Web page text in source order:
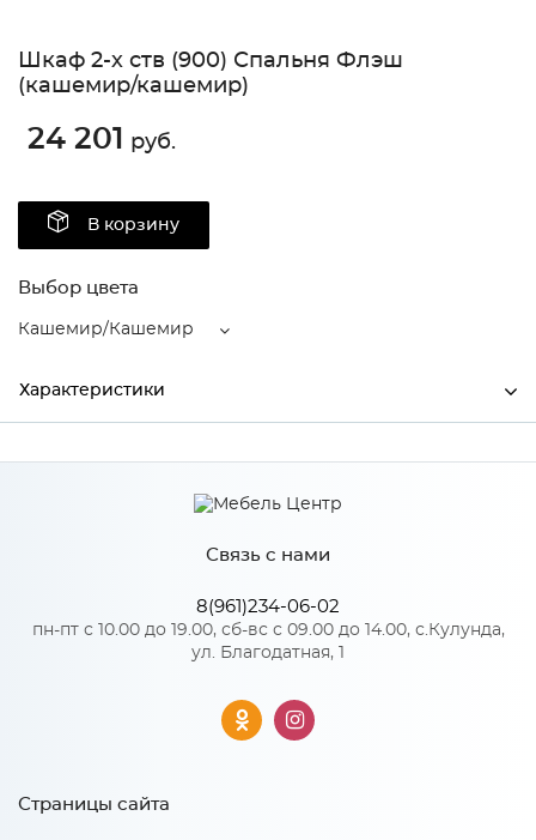
Шкаф 2-х ств (900) Спальня Флэш
(кашемир/кашемир)
24 201 руб.
В корзину
Выбор цвета
Кашемир/Кашемир
Характеристики
Производитель МиФ
Кашемир/Кашемир
ЛДСП
Связь с нами
8(961)234-06-02
пн-пт с 10.00 до 19.00, сб-вс с 09.00 до 14.00, с.Кулунда,
ул. Благодатная, 1
Страницы сайта